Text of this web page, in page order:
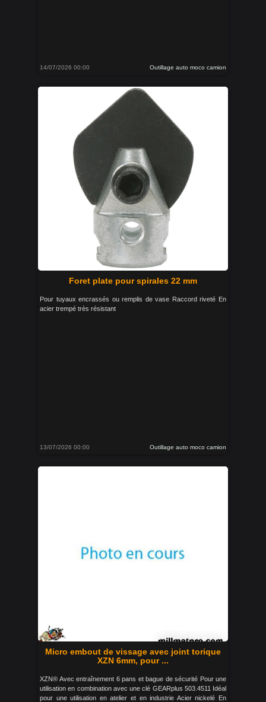
14/07/2026 00:00 Outillage auto moco camion
Foret plate pour spirales 22 mm
Pour tuyaux encrassés ou remplis de vase Raccord riveté En
acier trempé très résistant
13/07/2026 00:00 Outillage auto moco camion
Micro embout de vissage avec joint torique
XZN 6mm, pour ...
XZN® Avec entraînement 6 pans et bague de sécurité Pour une
utilisation en combination avec une clé GEARplus 503.4511 Idéal
pour une utilisation en atelier et en industrie Acier nickelé En